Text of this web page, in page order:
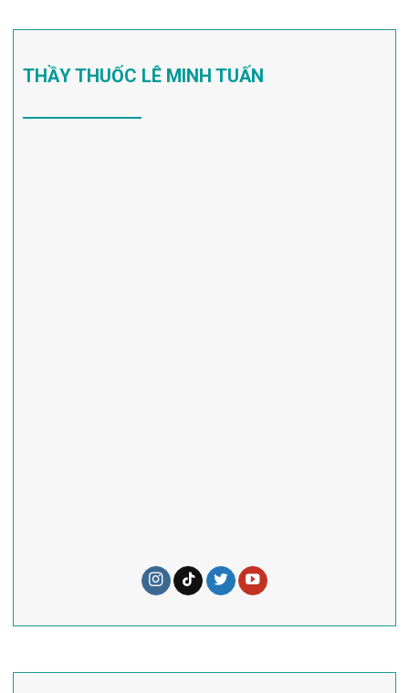
THẦY THUỐC LÊ MINH TUẤN